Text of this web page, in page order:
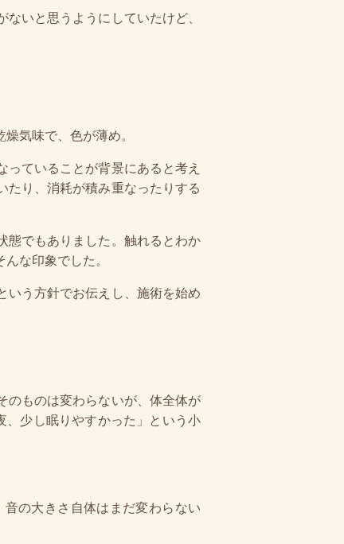
いと思うようにしていたけど、
気味で、色が薄め。
ていることが背景にあると考え
たり、消耗が積み重なったりする
態でもありました。触れるとわか
な印象でした。
いう方針でお伝えし、施術を始め
のものは変わらないが、体全体が
、少し眠りやすかった」という小
の大きさ自体はまだ変わらない